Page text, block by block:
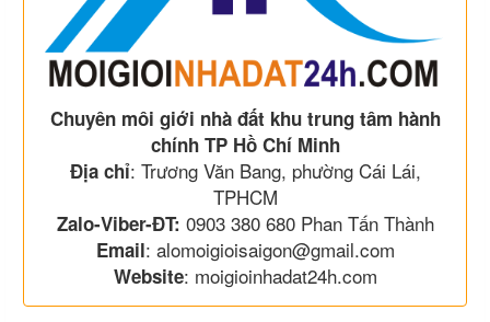
Chuyên môi giới nhà đất khu trung tâm hành
chính TP Hồ Chí Minh
Địa chỉ: Trương Văn Bang, phường Cái Lái,
TPHCM
Zalo-Viber-ĐT: 0903 380 680 Phan Tấn Thành
Email: alomoigioisaigon@gmail.com
Website: moigioinhadat24h.com